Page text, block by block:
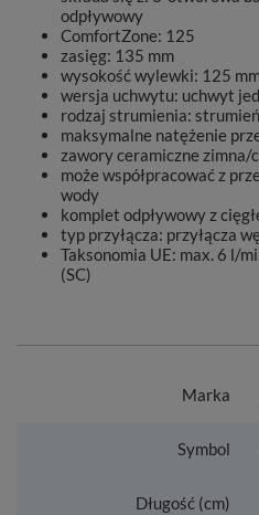
odpływowy
ComfortZone: 125
zasięg: 135 mm
wysokość wylewki: 125
wersja uchwytu: uchwyt
rodzaj strumienia:
maksymalne natężenie
zawory ceramiczne zimna/
może współpracować z
wody
komplet odpływowy z
typ przyłącza: przyłącza
Taksonomia UE: max. 6 l/
(SC)
Marka
Symbol
Długość (cm)